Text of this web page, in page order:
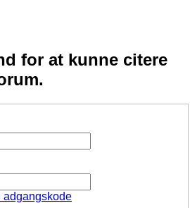
for at kunne citere
adgangskode